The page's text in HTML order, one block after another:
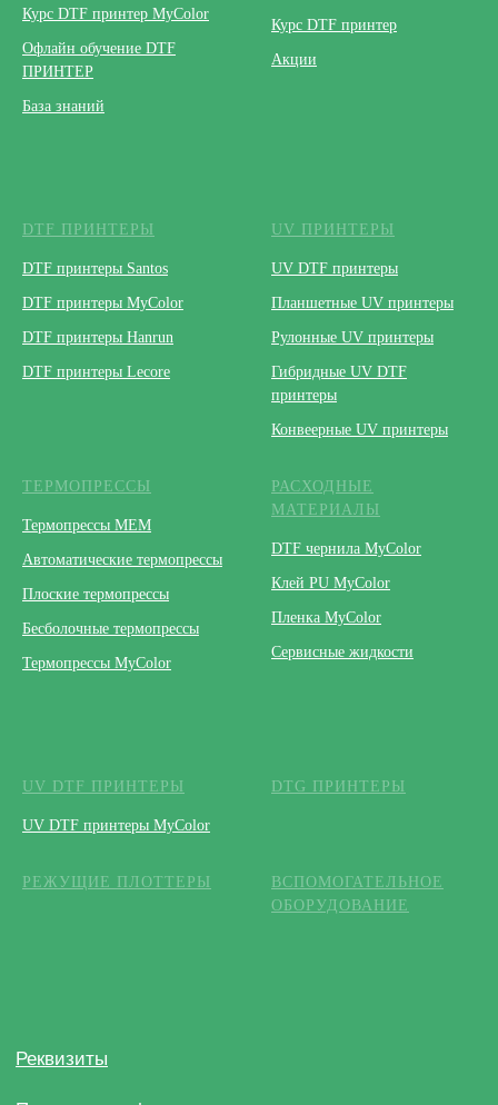
Курс DTF принтер MyColor
Офлайн обучение DTF
ПРИНТЕР
База знаний
Курс DTF принтер
Акции
DTF ПРИНТЕРЫ
DTF принтеры Santos
DTF принтеры MyColor
DTF принтеры Hanrun
DTF принтеры Lecore
UV ПРИНТЕРЫ
UV DTF принтеры
Планшетные UV принтеры
Рулонные UV принтеры
Гибридные UV DTF
принтеры
Конвеерные UV принтеры
ТЕРМОПРЕССЫ
Термопрессы МЕМ
Автоматические термопрессы
Плоские термопрессы
Бесболочные термопрессы
Термопрессы MyColor
РАСХОДНЫЕ
МАТЕРИАЛЫ
DTF чернила MyColor
Клей PU MyColor
Пленка MyColor
Сервисные жидкости
UV DTF ПРИНТЕРЫ
UV DTF принтеры MyColor
DTG ПРИНТЕРЫ
РЕЖУЩИЕ ПЛОТТЕРЫ
ВСПОМОГАТЕЛЬНОЕ
ОБОРУДОВАНИЕ